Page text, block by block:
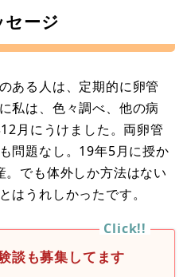
ージ
ある人は、定期的に卵管
私は、色々調べ、他の病
月にうけました。両卵管
問題なし。19年5月に授か
。でも体外しか方法はない
はうれしかったです。
談も募集してます